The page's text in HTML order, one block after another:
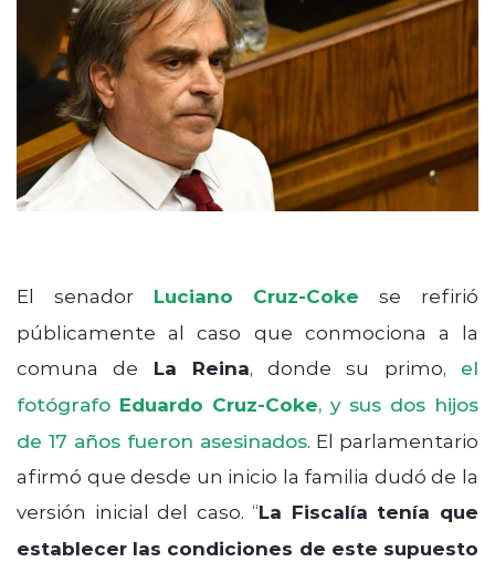
El senador Luciano Cruz-Coke se refirió
públicamente al caso que conmociona a la
comuna de La Reina, donde su primo, el
fotógrafo Eduardo Cruz-Coke, y sus dos hijos
de 17 años fueron asesinados. El parlamentario
afirmó que desde un inicio la familia dudó de la
versión inicial del caso. “La Fiscalía tenía que
establecer las condiciones de este supuesto